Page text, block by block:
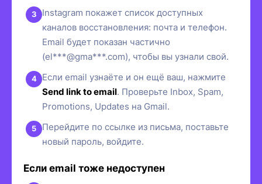
Instagram покажет список доступных
каналов восстановления: почта и телефон.
Email будет показан частично
(el***@gma***.com), чтобы вы узнали свой.
Если email узнаёте и он ещё ваш, нажмите
Send link to email. Проверьте Inbox, Spam,
Promotions, Updates на Gmail.
Перейдите по ссылке из письма, поставьте
новый пароль, войдите.
Если email тоже недоступен